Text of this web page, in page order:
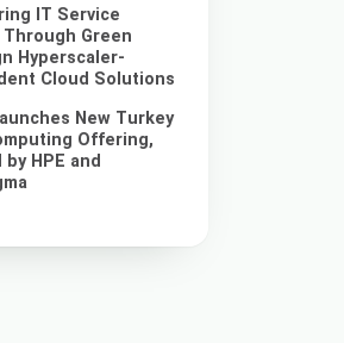
IT Service
Through Green
Hyperscaler-
Cloud Solutions
New Turkey
Offering,
HPE and